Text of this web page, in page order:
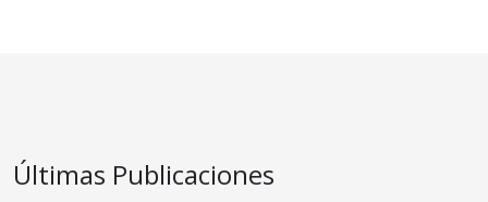
Últimas Publicaciones